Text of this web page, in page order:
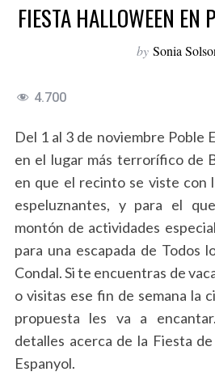
FIESTA HALLOWEEN EN
by Sonia
4.700
Del 1 al 3 de noviembre Poble
en el lugar más terrorífico de
en que el recinto se viste con
espeluznantes, y para el
montón de actividades
para una escapada de Todos
Condal. Si te encuentras de
o visitas ese fin de semana la
propuesta les va a
detalles acerca de la Fiesta
Espanyol.